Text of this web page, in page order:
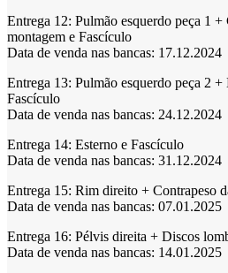
Entrega 12: Pulmão esquerdo peça 1
montagem e Fascículo
Data de venda nas bancas: 17.12.2024
Entrega 13: Pulmão esquerdo peça 2
Fascículo
Data de venda nas bancas: 24.12.2024
Entrega 14: Esterno e Fascículo
Data de venda nas bancas: 31.12.2024
Entrega 15: Rim direito + Contrapeso
Data de venda nas bancas: 07.01.2025
Entrega 16: Pélvis direita + Discos
Data de venda nas bancas: 14.01.2025